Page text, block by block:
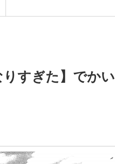
りすぎた】でかい